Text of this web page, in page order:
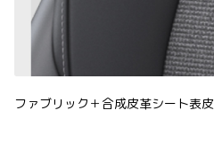
ファブリック＋合成皮革シート表皮